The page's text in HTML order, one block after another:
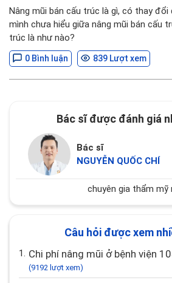
Nâng mũi bán cấu trúc là gì, có thay đổi
mình chưa hiểu giữa nâng mũi bán cấu
trúc là như nào?
0 Bình luận 839 Lượt xem
Bác sĩ được đánh giá
Bác sĩ
NGUYỄN QUỐC CHÍ
chuyên gia thẩm mỹ
Câu hỏi được xem
1. Chi phí nâng mũi ở bệnh viện
(9192 lượt xem)